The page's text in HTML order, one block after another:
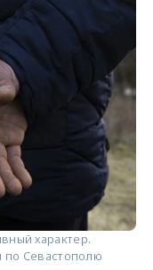
характер.
Севастополю